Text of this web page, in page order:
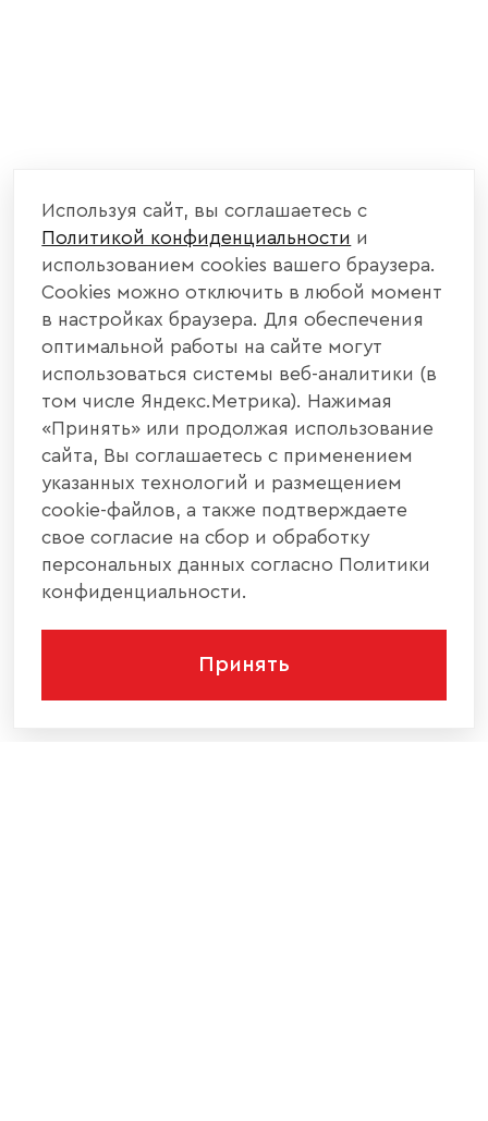
Используя сайт, вы соглашаетесь с
Политикой конфиденциальности и
использованием cookies вашего браузера.
Cookies можно отключить в любой момент
в настройках браузера. Для обеспечения
оптимальной работы на сайте могут
использоваться системы веб-аналитики (в
том числе Яндекс.Метрика). Нажимая
«Принять» или продолжая использование
сайта, Вы соглашаетесь с применением
указанных технологий и размещением
cookie-файлов, а также подтверждаете
свое согласие на сбор и обработку
персональных данных согласно Политики
конфиденциальности.
Принять